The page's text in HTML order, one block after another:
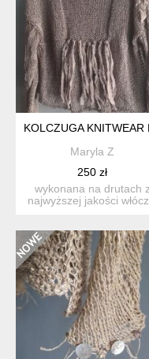
KOLCZUGA KNITWEAR
Maryla Z
250 zł
wykonana na drutach z
najwyższej jakości